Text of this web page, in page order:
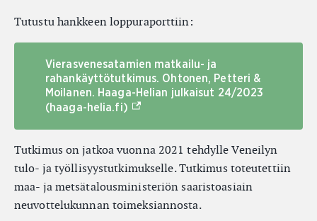
Tutustu hankkeen loppuraporttiin:
Vierasvenesatamien matkailu- ja
rahankäyttötutkimus. Ohtonen, Petteri &
Moilanen. Haaga-Helian julkaisut 24/2023
(haaga-helia.fi) (Ulkoinen linkki)
Tutkimus on jatkoa vuonna 2021 tehdylle Veneilyn
tulo- ja työllisyystutkimukselle. Tutkimus toteutettiin
maa- ja metsätalousministeriön saaristoasiain
neuvottelukunnan toimeksiannosta.